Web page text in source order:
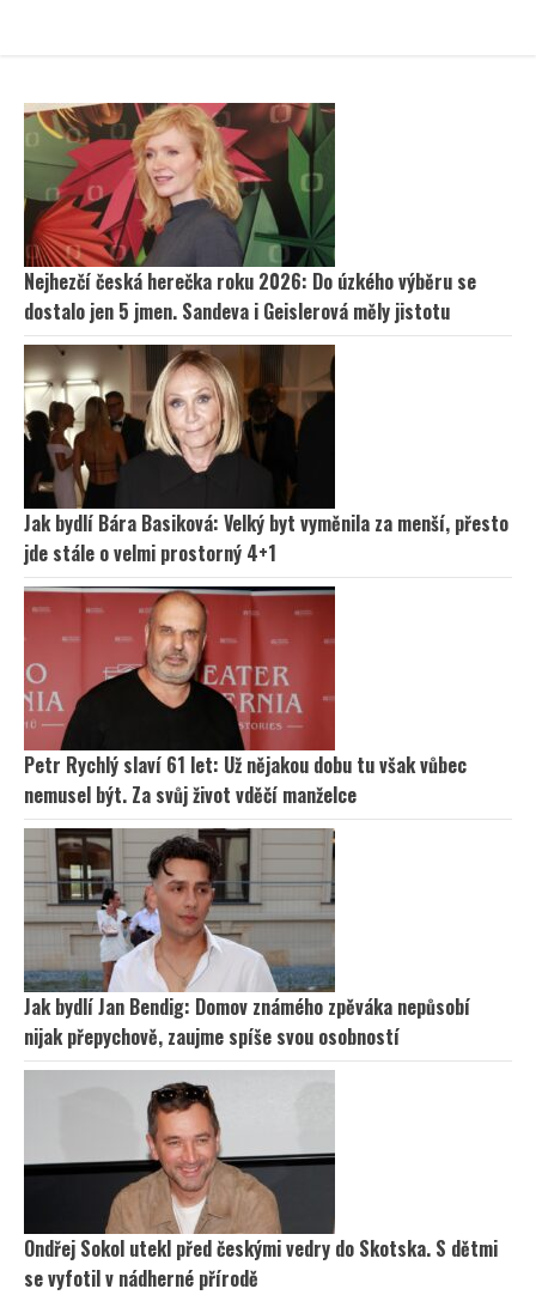
Nejhezčí česká herečka roku 2026: Do úzkého výběru se
dostalo jen 5 jmen. Sandeva i Geislerová měly jistotu
Jak bydlí Bára Basiková: Velký byt vyměnila za menší, přesto
jde stále o velmi prostorný 4+1
Petr Rychlý slaví 61 let: Už nějakou dobu tu však vůbec
nemusel být. Za svůj život vděčí manželce
Jak bydlí Jan Bendig: Domov známého zpěváka nepůsobí
nijak přepychově, zaujme spíše svou osobností
Ondřej Sokol utekl před českými vedry do Skotska. S dětmi
se vyfotil v nádherné přírodě